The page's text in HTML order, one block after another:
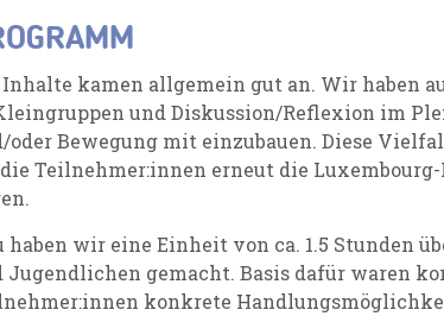
Inhalte kamen allgemein gut an. Wir haben
und Diskussion/Reflexion im
oder Bewegung mit einzubauen. Diese
Teilnehmer:innen erneut die
haben wir eine Einheit von ca. 1.5 Stunden
Jugendlichen gemacht. Basis dafür waren
konkrete